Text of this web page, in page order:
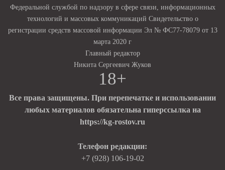
Федеральной службой по надзору в сфере связи, информационных
технологий и массовых коммуникаций Свидетельство о
регистрации средств массовой информации Эл № ФС77-78079 от 13
марта 2020 г
Главный редактор
Никита Сергеевич Жуков
18+
Все права защищены. При перепечатке и использовании
любых материалов обязательна гиперссылка на
https://kg-rostov.ru
Телефон редакции:
+7 (928) 106-19-02